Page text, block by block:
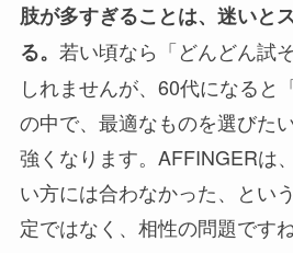
肢が多すぎることは、迷いと
る。 若い頃なら「どんどん試
しれませんが、60代になると
の中で、最適なものを選びた
強くなります。AFFINGERは
い方には合わなかった、とい
定ではなく、相性の問題ですね